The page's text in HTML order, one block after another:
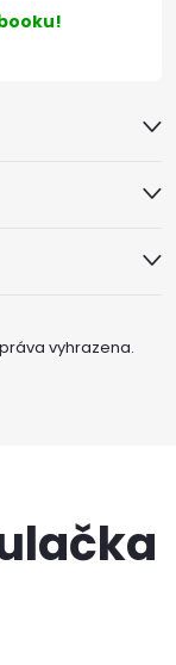
vyhrazena.